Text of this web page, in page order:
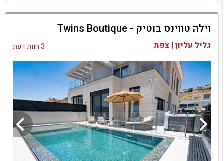
למתחם זה
בדיקת זמינות ומחירים
וילה טווינס בוטיק - Twins Boutique
גליל עליון | צפת 3 חוות דעת